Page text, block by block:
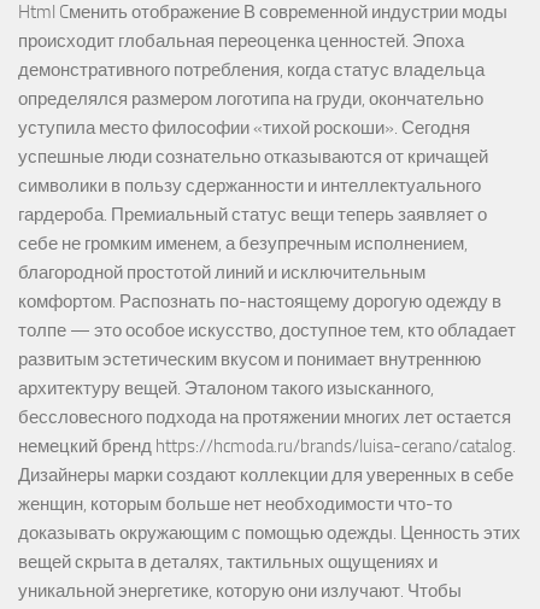
Html Cменить отображение В современной индустрии моды
происходит глобальная переоценка ценностей. Эпоха
демонстративного потребления, когда статус владельца
определялся размером логотипа на груди, окончательно
уступила место философии «тихой роскоши». Сегодня
успешные люди сознательно отказываются от кричащей
символики в пользу сдержанности и интеллектуального
гардероба. Премиальный статус вещи теперь заявляет о
себе не громким именем, а безупречным исполнением,
благородной простотой линий и исключительным
комфортом. Распознать по-настоящему дорогую одежду в
толпе — это особое искусство, доступное тем, кто обладает
развитым эстетическим вкусом и понимает внутреннюю
архитектуру вещей. Эталоном такого изысканного,
бессловесного подхода на протяжении многих лет остается
немецкий бренд https://hcmoda.ru/brands/luisa-cerano/catalog.
Дизайнеры марки создают коллекции для уверенных в себе
женщин, которым больше нет необходимости что-то
доказывать окружающим с помощью одежды. Ценность этих
вещей скрыта в деталях, тактильных ощущениях и
уникальной энергетике, которую они излучают. Чтобы